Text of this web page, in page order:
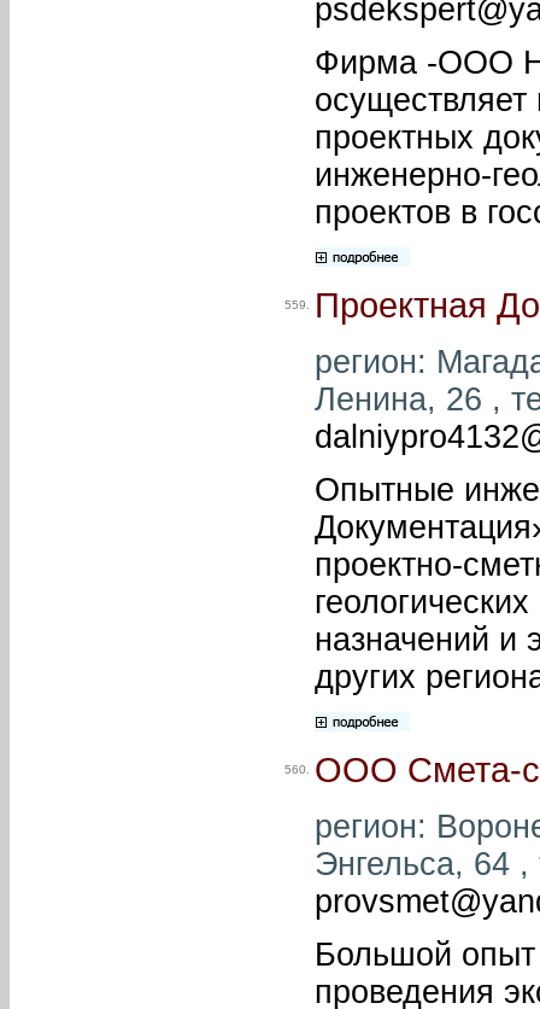
Фирма -ООО
осуществляет
проектных
инженерно-
проектов в
559. Проектная
регион:
Ленина, 26 ,
Опытные
проектно-
назначений и
других
560. ООО Смета-
регион:
Энгельса, 64
Большой
проведения